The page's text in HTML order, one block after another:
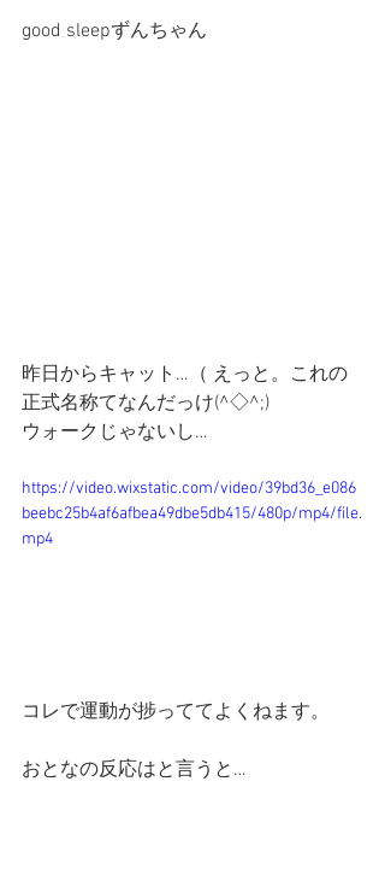
good sleepずんちゃん
昨日からキャット…（ えっと。これの
正式名称てなんだっけ(^◇^;)
ウォークじゃないし…
https://video.wixstatic.com/video/39bd36_e086
beebc25b4af6afbea49dbe5db415/480p/mp4/file.
mp4
コレで運動が捗っててよくねます。
おとなの反応はと言うと…